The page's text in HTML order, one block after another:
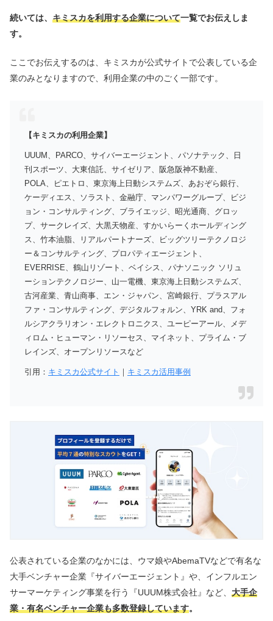
続いては、 キミスカを利用する企業について一覧でお伝えしま
す。
ここでお伝えするのは、キミスカが公式サイトで公表している企
業のみとなりますので、利用企業の中のごく一部です。
【キミスカの利用企業】
UUUM、PARCO、サイバーエージェント、パソナテック、日
刊スポーツ、大東信託、サイゼリア、阪急阪神不動産、
POLA、ピエトロ、東京海上日動システムズ、あおぞら銀行、
ケーディエス、ソラスト、金融庁、マンパワーグループ、ビジ
ョン・コンサルティング、ブライエッジ、昭光通商、グロッ
プ、サークレイズ、大黒天物産、すかいらーくホールディング
ス、竹本油脂、リアルパートナーズ、ビッグツリーテクノロジ
ー＆コンサルティング、プロパティエージェント、
EVERRISE、鶴山リゾート、ベイシス、パナソニック ソリュ
ーションテクノロジー、山一電機、東京海上日動システムズ、
古河産業、青山商事、エン・ジャパン、宮崎銀行、プラスアル
ファ・コンサルティング、デジタルフォルン、YRK and、フォ
ルシアクラリオン・エレクトロニクス、ユーピーアール、メデ
ィロム・ヒューマン・リソーセス、マイネット、プライム・ブ
レインズ、オープンリソースなど
引用： キミスカ公式サイト ｜ キミスカ活用事例
公表されている企業のなかには、ウマ娘やAbemaTVなどで有名な
大手ベンチャー企業『サイバーエージェント』や、インフルエン
サーマーケティング事業を行う『UUUM株式会社』など、 大手企
業・有名ベンチャー企業も多数登録しています。